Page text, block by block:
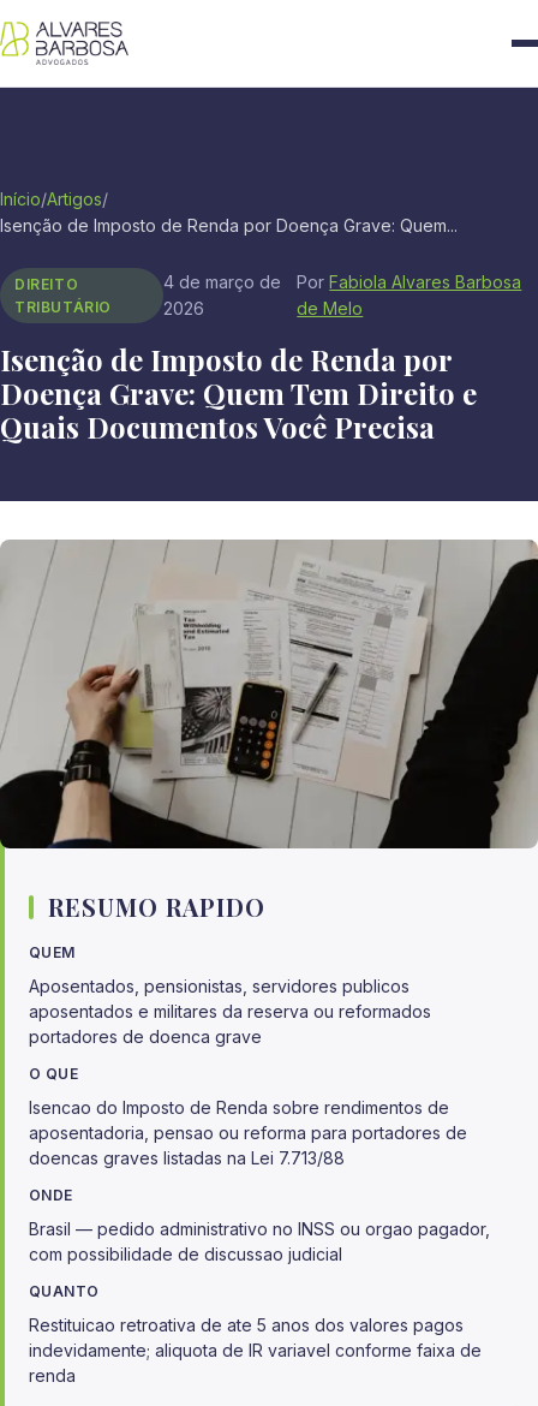
Início/Artigos/
Isenção de Imposto de Renda por Doença Grave: Quem...
DIREITO
TRIBUTÁRIO
4 de março de
2026
PorFabiola Alvares Barbosa
de Melo
Isenção de Imposto de Renda por
Doença Grave: Quem Tem Direito e
Quais Documentos Você Precisa
RESUMO RAPIDO
QUEM
Aposentados, pensionistas, servidores publicos
aposentados e militares da reserva ou reformados
portadores de doenca grave
O QUE
Isencao do Imposto de Renda sobre rendimentos de
aposentadoria, pensao ou reforma para portadores de
doencas graves listadas na Lei 7.713/88
ONDE
Brasil — pedido administrativo no INSS ou orgao pagador,
com possibilidade de discussao judicial
QUANTO
Restituicao retroativa de ate 5 anos dos valores pagos
indevidamente; aliquota de IR variavel conforme faixa de
renda